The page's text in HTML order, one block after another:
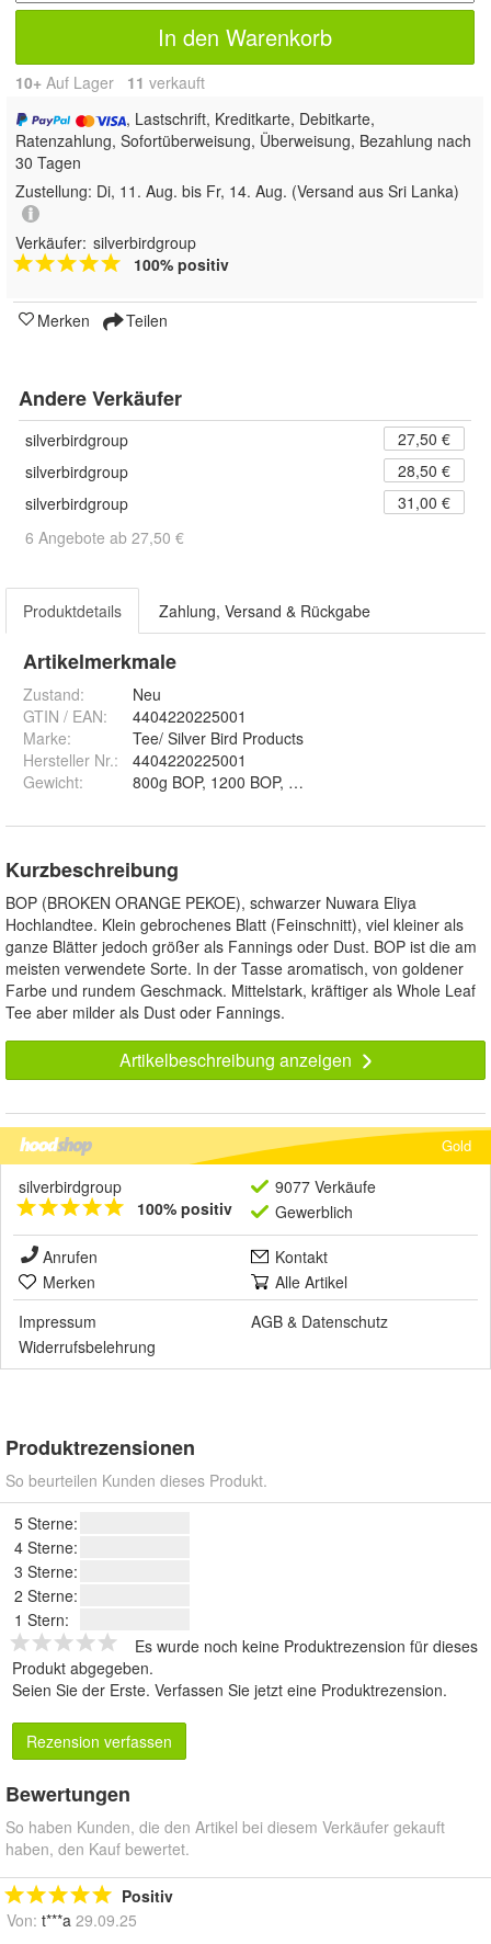
In den Warenkorb
10+ Auf Lager 11 verkauft
, Lastschrift, Kreditkarte, Debitkarte,
Ratenzahlung, Sofortüberweisung, Überweisung, Bezahlung nach
30 Tagen
Zustellung: Di, 11. Aug. bis Fr, 14. Aug. (Versand aus Sri Lanka)
Verkäufer: silverbirdgroup
100% positiv
Merken Teilen
Andere Verkäufer
silverbirdgroup
27,50 €
silverbirdgroup
28,50 €
silverbirdgroup
31,00 €
6 Angebote ab 27,50 €
Produktdetails Zahlung, Versand & Rückgabe
Artikelmerkmale
Zustand:
Neu
GTIN / EAN:
4404220225001
Marke:
Tee/ Silver Bird Products
Hersteller Nr.:
4404220225001
Gewicht:
Kurzbeschreibung
BOP (BROKEN ORANGE PEKOE), schwarzer Nuwara Eliya
Hochlandtee. Klein gebrochenes Blatt (Feinschnitt), viel kleiner als
ganze Blätter jedoch größer als Fannings oder Dust. BOP ist die am
meisten verwendete Sorte. In der Tasse aromatisch, von goldener
Farbe und rundem Geschmack. Mittelstark, kräftiger als Whole Leaf
Tee aber milder als Dust oder Fannings.
Artikelbeschreibung anzeigen
Gold
silverbirdgroup
100% positiv
9077 Verkäufe
Gewerblich
Anrufen
Kontakt
Merken
Alle Artikel
Impressum
AGB & Datenschutz
Widerrufsbelehrung
Produktrezensionen
So beurteilen Kunden dieses Produkt.
5 Sterne:
4 Sterne:
3 Sterne:
2 Sterne:
1 Stern:
Es wurde noch keine Produktrezension für dieses
Produkt abgegeben.
Seien Sie der Erste. Verfassen Sie jetzt eine Produktrezension.
Rezension verfassen
Bewertungen
So haben Kunden, die den Artikel bei diesem Verkäufer gekauft
haben, den Kauf bewertet.
Positiv
Von: t***a 29.09.25